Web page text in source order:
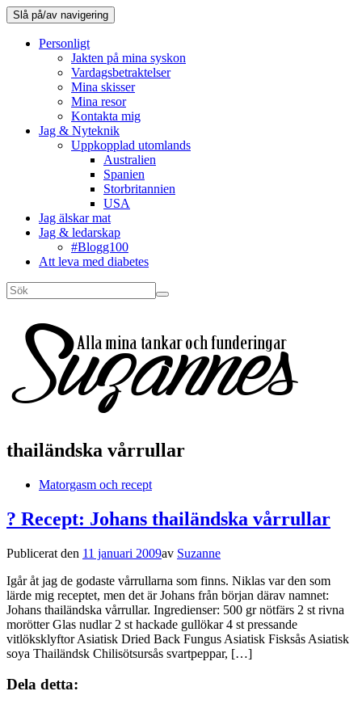
Slå på/av navigering
Personligt
Jakten på mina syskon
Vardagsbetraktelser
Mina skisser
Mina resor
Kontakta mig
Jag & Nyteknik
Uppkopplad utomlands
Australien
Spanien
Storbritannien
USA
Jag älskar mat
Jag & ledarskap
#Blogg100
Att leva med diabetes
thailändska vårrullar
Matorgasm och recept
? Recept: Johans thailändska vårrullar
Publicerat den 11 januari 2009av Suzanne
Igår åt jag de godaste vårrullarna som finns. Niklas var den som
lärde mig receptet, men det är Johans från början därav namnet:
Johans thailändska vårrullar. Ingredienser: 500 gr nötfärs 2 st rivna
morötter Glas nudlar 2 st hackade gullökar 4 st pressande
vitlöksklyftor Asiatisk Dried Back Fungus Asiatisk Fisksås Asiatisk
soya Thailändsk Chilisötsursås svartpeppar, […]
Dela detta: